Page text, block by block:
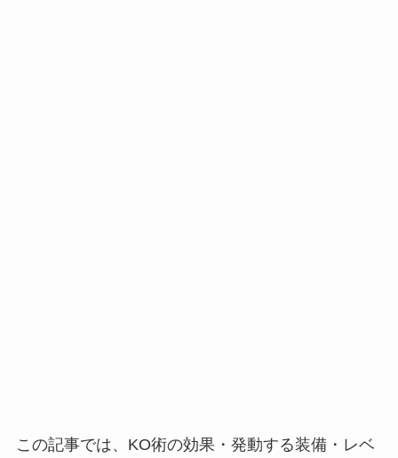
この記事では、KO術の効果・発動する装備・レベ